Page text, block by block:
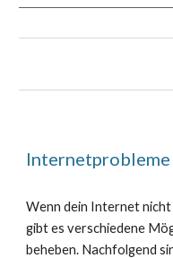
Internetprobleme
Wenn dein Internet
gibt es verschiedene
beheben. Nachfolgend